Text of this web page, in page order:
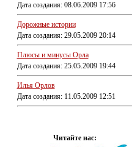
Дата создания: 08.06.2009 17:56
Дорожные истории
Дата создания: 29.05.2009 20:14
Плюсы и минусы Орла
Дата создания: 25.05.2009 19:44
Илья Орлов
Дата создания: 11.05.2009 12:51
Читайте нас: